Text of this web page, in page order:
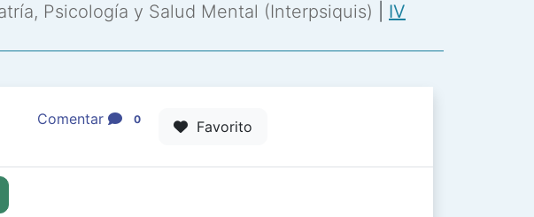
Psicología y Salud Mental (Interpsiquis)
IV
Comentar 0 Favorito